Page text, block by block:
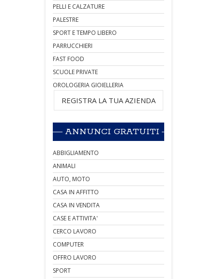
PELLI E CALZATURE
PALESTRE
SPORT E TEMPO LIBERO
PARRUCCHIERI
FAST FOOD
SCUOLE PRIVATE
OROLOGERIA GIOIELLERIA
REGISTRA LA TUA AZIENDA
ANNUNCI GRATUITI
ABBIGLIAMENTO
ANIMALI
AUTO, MOTO
CASA IN AFFITTO
CASA IN VENDITA
CASE E ATTIVITA'
CERCO LAVORO
COMPUTER
OFFRO LAVORO
SPORT